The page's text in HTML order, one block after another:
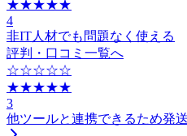
★★★★★
4
非IT人材でも問題なく使える
評判・口コミ一覧へ
☆☆☆☆☆
★★★★★
3
他ツールと連携できるため発